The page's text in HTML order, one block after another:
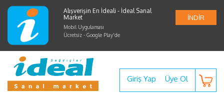
Alışverişin En İdeali - İdeal Sanal
Market
Mobil Uygulaması
Ücretsiz - Google Play'de
İNDİR
Giriş Yap Üye Ol